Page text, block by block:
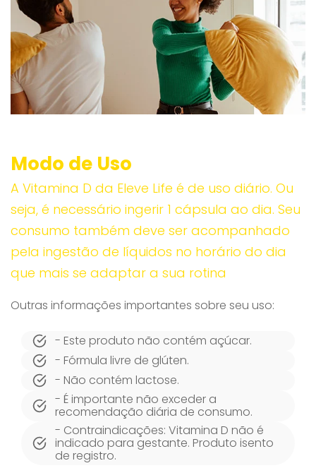
Modo de Uso
A Vitamina D da Eleve Life é de uso diário. Ou
seja, é necessário ingerir 1 cápsula ao dia. Seu
consumo também deve ser acompanhado
pela ingestão de líquidos no horário do dia
que mais se adaptar a sua rotina
Outras informações importantes sobre seu uso:
- Este produto não contém açúcar.
- Fórmula livre de glúten.
- Não contém lactose.
- É importante não exceder a
recomendação diária de consumo.
- Contraindicações: Vitamina D não é
indicado para gestante. Produto isento
de registro.